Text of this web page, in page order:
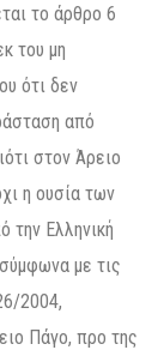
το άρθρο 6
του μη
ότι δεν
από
στον Άρειο
η ουσία των
Ελληνική
με τις
2004,
Πάγο, προ της